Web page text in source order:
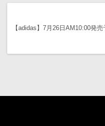
【adidas】7月26日AM10:00発